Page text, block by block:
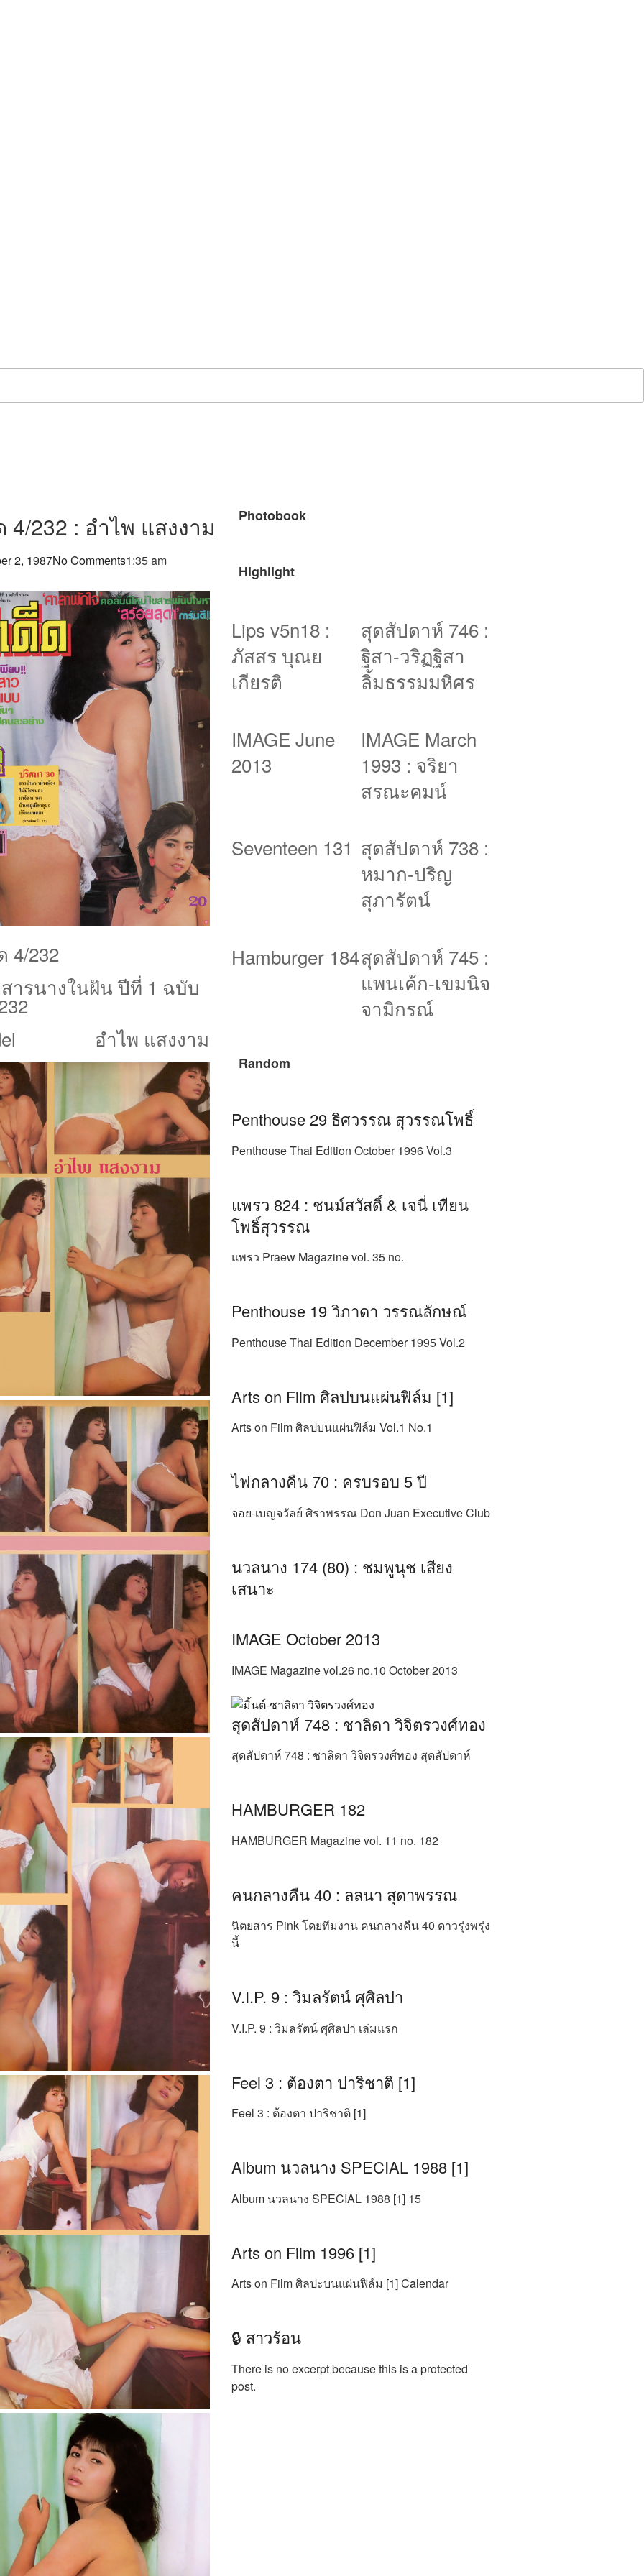
4/232 : อำไพ แสงงาม
2, 1987No Comments1:35 am
4/232
ารนางในฝัน ปีที่ 1 ฉบับ
อำไพ แสงงาม
Photobook
IN Magazine
197
Click
Highlight
Lips v5n18 :
ภัสสร บุณย
เกียรติ
สุดสัปดาห์ 746 :
ฐิสา-วริฏฐิสา
ลิ้มธรรมมหิศร
IMAGE June
2013
IMAGE March
1993 : จริยา
สรณะคมน์
Seventeen 131 สุดสัปดาห์ 738 :
หมาก-ปริญ
สุภารัตน์
Hamburger 184สุดสัปดาห์ 745 :
แพนเค้ก-เขมนิจ
จามิกรณ์
Random
Penthouse 29 ธิศวรรณ สุวรรณโพธิ์
Penthouse Thai Edition October 1996 Vol.3
แพรว 824 : ชนม์สวัสดิ์ & เจนี่ เทียน
โพธิ์สุวรรณ
แพรว Praew Magazine vol. 35 no.
Penthouse 19 วิภาดา วรรณลักษณ์
Penthouse Thai Edition December 1995 Vol.2
Arts on Film ศิลปบนแผ่นฟิล์ม [1]
Arts on Film ศิลปบนแผ่นฟิล์ม Vol.1 No.1
ไฟกลางคืน 70 : ครบรอบ 5 ปี
จอย-เบญจวัลย์ ศิราพรรณ Don Juan Executive Club
นวลนาง 174 (80) : ชมพูนุช เสียง
เสนาะ
IMAGE October 2013
IMAGE Magazine vol.26 no.10 October 2013
สุดสัปดาห์ 748 : ชาลิดา วิจิตรวงศ์ทอง
สุดสัปดาห์ 748 : ชาลิดา วิจิตรวงศ์ทอง สุดสัปดาห์
HAMBURGER 182
HAMBURGER Magazine vol. 11 no. 182
คนกลางคืน 40 : ลลนา สุดาพรรณ
นิตยสาร Pink โดยทีมงาน คนกลางคืน 40 ดาวรุ่งพรุ่ง
นี้
V.I.P. 9 : วิมลรัตน์ ศุศิลปา
V.I.P. 9 : วิมลรัตน์ ศุศิลปา เล่มแรก
Feel 3 : ต้องตา ปาริชาติ [1]
Feel 3 : ต้องตา ปาริชาติ [1]
Album นวลนาง SPECIAL 1988 [1]
Album นวลนาง SPECIAL 1988 [1] 15
Arts on Film 1996 [1]
Arts on Film ศิลปะบนแผ่นฟิล์ม [1] Calendar
🔒 สาวร้อน
There is no excerpt because this is a protected
post.